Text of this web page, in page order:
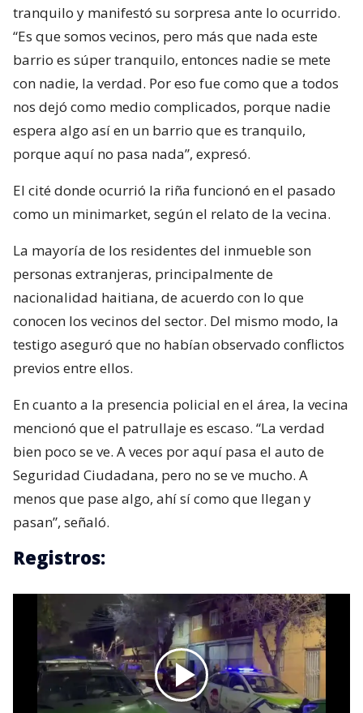
tranquilo y manifestó su sorpresa ante lo ocurrido.
“Es que somos vecinos, pero más que nada este
barrio es súper tranquilo, entonces nadie se mete
con nadie, la verdad. Por eso fue como que a todos
nos dejó como medio complicados, porque nadie
espera algo así en un barrio que es tranquilo,
porque aquí no pasa nada”, expresó.
El cité donde ocurrió la riña funcionó en el pasado
como un minimarket, según el relato de la vecina.
La mayoría de los residentes del inmueble son
personas extranjeras, principalmente de
nacionalidad haitiana, de acuerdo con lo que
conocen los vecinos del sector. Del mismo modo, la
testigo aseguró que no habían observado conflictos
previos entre ellos.
En cuanto a la presencia policial en el área, la vecina
mencionó que el patrullaje es escaso. “La verdad
bien poco se ve. A veces por aquí pasa el auto de
Seguridad Ciudadana, pero no se ve mucho. A
menos que pase algo, ahí sí como que llegan y
pasan”, señaló.
Registros: